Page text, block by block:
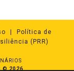
Política de
(PRR)
© 2026